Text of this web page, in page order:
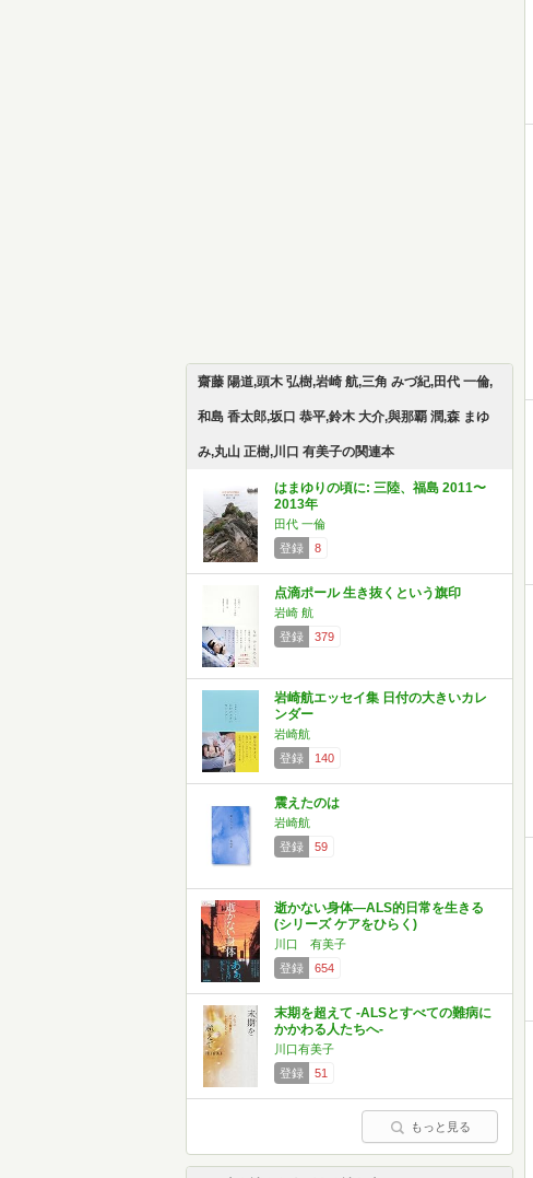
齋藤 陽道,頭木 弘樹,岩崎 航,三角 みづ紀,田代 一倫,
和島 香太郎,坂口 恭平,鈴木 大介,與那覇 潤,森 まゆ
み,丸山 正樹,川口 有美子の関連本
はまゆりの頃に: 三陸、福島 2011〜
2013年
田代 一倫
登録
8
点滴ポール 生き抜くという旗印
岩崎 航
登録
379
岩崎航エッセイ集 日付の大きいカレ
ンダー
岩崎航
登録
140
震えたのは
岩崎航
登録
59
逝かない身体―ALS的日常を生きる
(シリーズ ケアをひらく)
川口 有美子
登録
654
末期を超えて -ALSとすべての難病に
かかわる人たちへ-
川口有美子
登録
51
もっと見る